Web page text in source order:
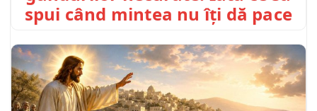
spui când mintea nu îți dă pace